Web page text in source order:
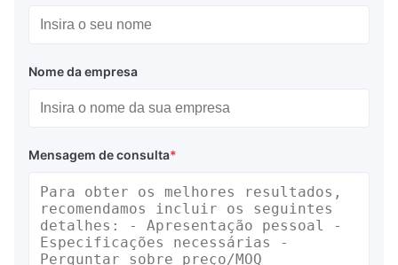
Nome da empresa
Mensagem de consulta*